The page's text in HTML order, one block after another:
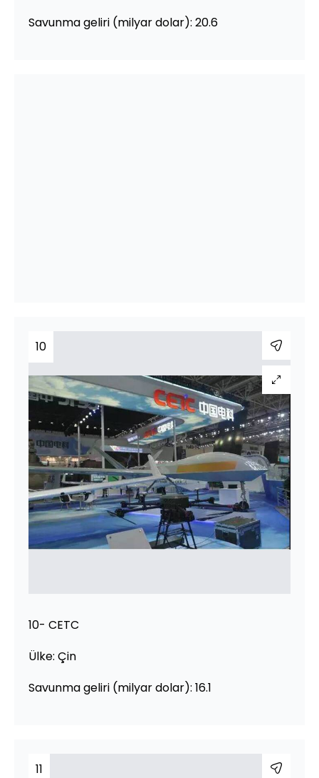
Savunma geliri (milyar dolar): 20.6
10
10- CETC
Ülke: Çin
Savunma geliri (milyar dolar): 16.1
11